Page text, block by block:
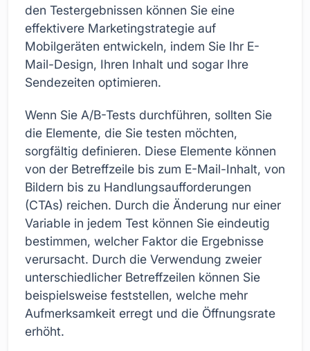
den Testergebnissen können Sie eine
effektivere Marketingstrategie auf
Mobilgeräten entwickeln, indem Sie Ihr E-
Mail-Design, Ihren Inhalt und sogar Ihre
Sendezeiten optimieren.
Wenn Sie A/B-Tests durchführen, sollten Sie
die Elemente, die Sie testen möchten,
sorgfältig definieren. Diese Elemente können
von der Betreffzeile bis zum E-Mail-Inhalt, von
Bildern bis zu Handlungsaufforderungen
(CTAs) reichen. Durch die Änderung nur einer
Variable in jedem Test können Sie eindeutig
bestimmen, welcher Faktor die Ergebnisse
verursacht. Durch die Verwendung zweier
unterschiedlicher Betreffzeilen können Sie
beispielsweise feststellen, welche mehr
Aufmerksamkeit erregt und die Öffnungsrate
erhöht.